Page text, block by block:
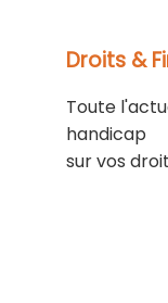
Droits &
Toute
handicap
sur vos